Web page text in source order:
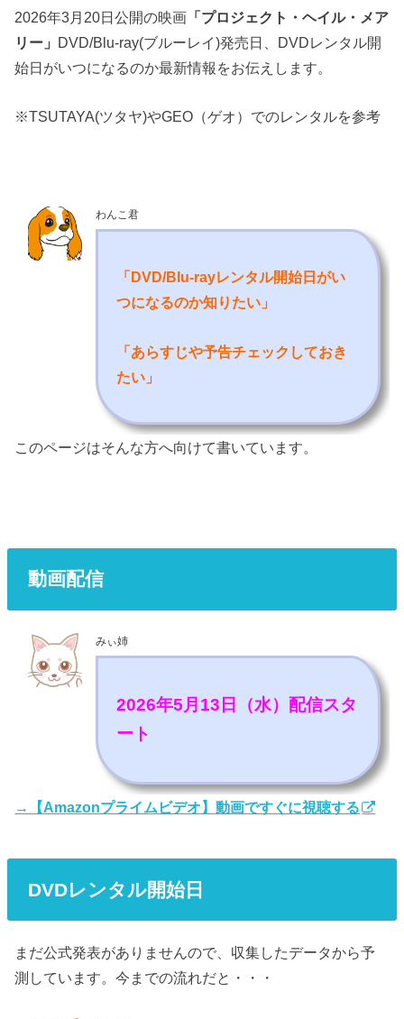
2026年3月20日公開の映画 「プロジェクト・ヘイル・メア
リー」 DVD/Blu-ray(ブルーレイ)発売日、DVDレンタル開
始日がいつになるのか最新情報をお伝えします。
※TSUTAYA(ツタヤ)やGEO（ゲオ）でのレンタルを参考
わんこ君
「DVD/Blu-rayレンタル開始日がい
つになるのか知りたい 」
「あらすじや予告チェックしておき
たい」
このページはそんな方へ向けて書いています。
動画配信
みぃ姉
2026年5月13日（水）配信スタ
ート
→【Amazonプライムビデオ】動画ですぐに視聴する
DVDレンタル開始日
まだ公式発表がありませんので、収集したデータから予
測しています。今までの流れだと・・・